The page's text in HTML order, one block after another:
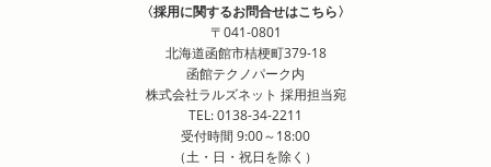
〈採用に関するお問合せはこちら〉
〒041-0801
北海道函館市桔梗町379-18
函館テクノパーク内
株式会社ラルズネット 採用担当宛
TEL: 0138-34-2211
受付時間 9:00～18:00
（土・日・祝日を除く）